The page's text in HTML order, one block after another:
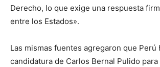
Derecho, lo que exige una respuesta
entre los Estados».
Las mismas fuentes agregaron que Perú
candidatura de Carlos Bernal Pulido